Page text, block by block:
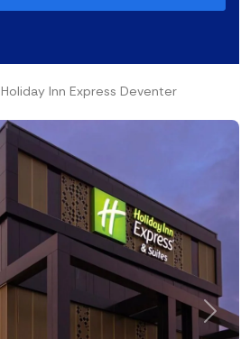
Holiday Inn Express Deventer